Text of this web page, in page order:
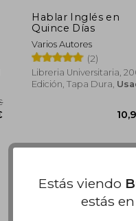
Hablar Inglés en
Quince Días
Varios Autores
(2)
Libreria Universitaria,
Edición, Tapa Dura,
Estás viendo
estás en